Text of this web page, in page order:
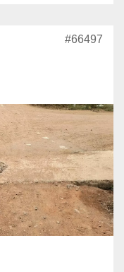
#66497